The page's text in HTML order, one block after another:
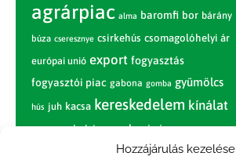
Hozzájárulás kezelése
agrárpiac alma baromfi bor bárány
búza cseresznye csirkehús csomagolóhelyi ár
európai unió export fogyasztás
fogyasztói piac gabona gomba gyümölcs
hús juh kacsa kereskedelem kínálat
körte marhahús nagybani piac narancs
nemzetközi árinformációk